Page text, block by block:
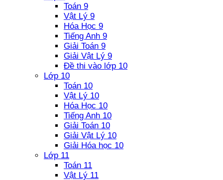
Toán 9
Vật Lý 9
Hóa Học 9
Tiếng Anh 9
Giải Toán 9
Giải Vật Lý 9
Đề thi vào lớp 10
Lớp 10
Toán 10
Vật Lý 10
Hóa Học 10
Tiếng Anh 10
Giải Toán 10
Giải Vật Lý 10
Giải Hóa học 10
Lớp 11
Toán 11
Vật Lý 11